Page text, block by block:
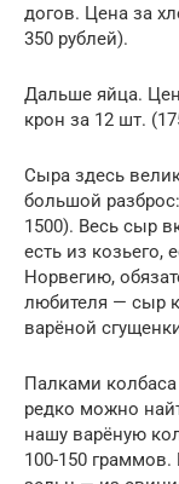
догов. Цена за
350 рублей).
Дальше яйца.
крон за 12 шт.
Сыра здесь
большой
1500). Весь сыр
есть из козьего,
Норвегию,
любителя — сыр
варёной
Палками колбаса
редко можно
нашу варёную
100-150